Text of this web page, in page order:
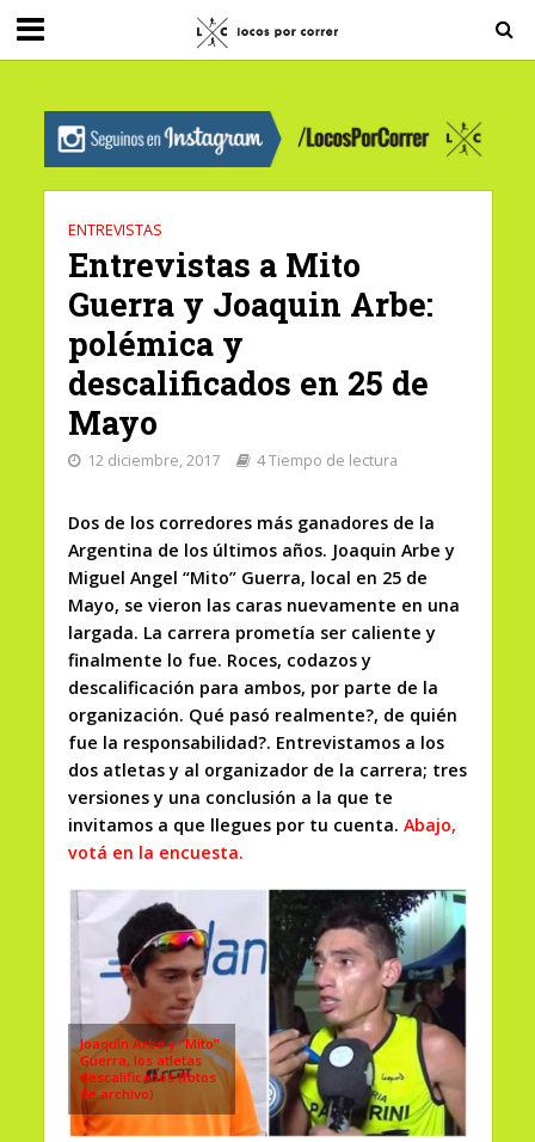
G-0X2PD3RFLV
ENTREVISTAS
Entrevistas a Mito
Guerra y Joaquin Arbe:
polémica y
descalificados en 25 de
Mayo
12 diciembre, 2017 4 Tiempo de lectura
Dos de los corredores más ganadores de la
Argentina de los últimos años. Joaquin Arbe y
Miguel Angel “Mito” Guerra, local en 25 de
Mayo, se vieron las caras nuevamente en una
largada. La carrera prometía ser caliente y
finalmente lo fue. Roces, codazos y
descalificación para ambos, por parte de la
organización. Qué pasó realmente?, de quién
fue la responsabilidad?. Entrevistamos a los
dos atletas y al organizador de la carrera; tres
versiones y una conclusión a la que te
invitamos a que llegues por tu cuenta. Abajo,
votá en la encuesta.
Joaquín Arbe y “Mito”
Guerra, los atletas
descalificados (fotos
de archivo)